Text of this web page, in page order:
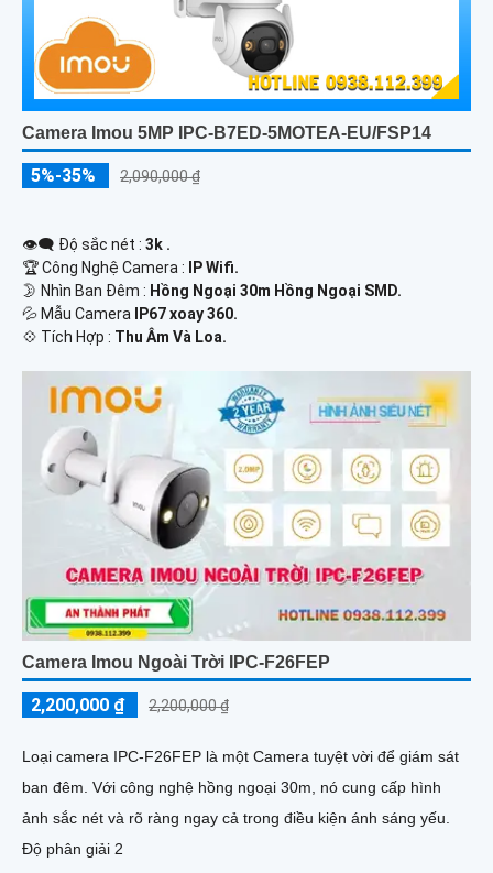
Camera Imou 5MP IPC-B7ED-5MOTEA-EU/FSP14
5%-35% 2,090,000 ₫
👁️‍🗨 Độ sắc nét : 3k .
🏆 Công Nghệ Camera :
IP Wifi.
🌛 Nhìn Ban Đêm : Hồng Ngoại 30m Hồng Ngoại SMD.
💦 Mẫu Camera
IP67 xoay 360.
️💠 Tích Hợp : Thu Âm Và Loa.
Camera Imou Ngoài Trời IPC-F26FEP
2,200,000 ₫ 2,200,000 ₫
Loại camera IPC-F26FEP là một Camera tuyệt vời để giám sát
ban đêm. Với công nghệ hồng ngoại 30m, nó cung cấp hình
ảnh sắc nét và rõ ràng ngay cả trong điều kiện ánh sáng yếu.
Độ phân giải 2